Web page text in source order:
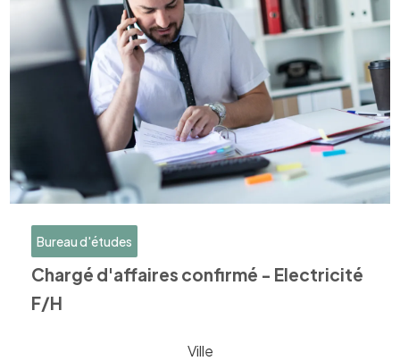
Bureau d'études
Chargé d'affaires confirmé - Electricité
F/H
Ville